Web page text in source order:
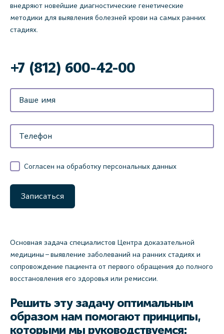
внедряют новейшие диагностические генетические
методики для выявления болезней крови на самых ранних
стадиях.
‌+7 (812) 600-42-00
Согласен на обработку персональных данных
Записаться
Основная задача специалистов Центра доказательной
медицины – выявление заболеваний на ранних стадиях и
сопровождение пациента от первого обращения до полного
восстановления его здоровья или ремиссии.
Решить эту задачу оптимальным
образом нам помогают принципы,
которыми мы руководствуемся: